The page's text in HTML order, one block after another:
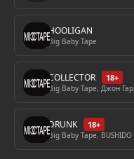
HOOLIGAN
Big Baby Tape
COLLECTOR 18+
Big Baby Tape, Джон
DRUNK 18+
Big Baby Tape,